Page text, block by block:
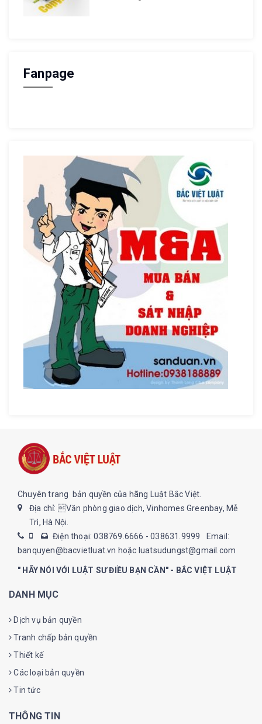
Fanpage
Chuyên trang bản quyền của hãng Luật Bắc Việt.
Địa chỉ: Văn phòng giao dịch, Vinhomes Greenbay, Mễ
Trì, Hà Nội.
Điện thoại: 038769.6666 - 038631.9999
Email:
banquyen@bacvietluat.vn hoặc luatsudungst@gmail.com
" HÃY NÓI VỚI LUẬT SƯ ĐIỀU BẠN CẦN" - BẮC VIỆT LUẬT
DANH MỤC
Dịch vụ bản quyền
Tranh chấp bản quyền
Thiết kế
Các loại bản quyền
Tin tức
THÔNG TIN